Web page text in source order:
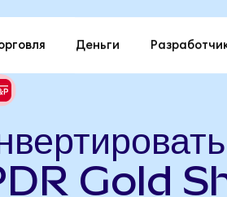
Деньги
Gold